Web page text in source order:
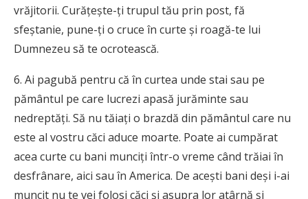
vrăjitorii. Curăţeşte-ţi trupul tău prin post, fă
sfeştanie, pune-ţi o cruce în curte şi roagă-te lui
Dumnezeu să te ocrotească.
6. Ai pagubă pentru că în curtea unde stai sau pe
pământul pe care lucrezi apasă jurăminte sau
nedreptăţi. Să nu tăiaţi o brazdă din pământul care nu
este al vostru căci aduce moarte. Poate ai cumpărat
acea curte cu bani munciţi într-o vreme când trăiai în
desfrânare, aici sau în America. De aceşti bani deşi i-ai
muncit nu te vei folosi căci şi asupra lor atârnă şi